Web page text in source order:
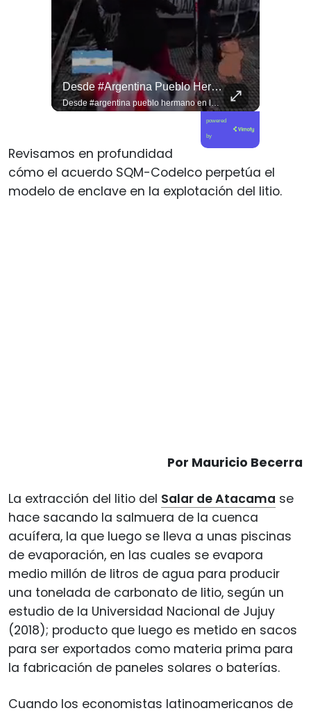
Desde #argentina Pueblo Hermano En La Lucha Contra El Sionismo @laneurona.
Desde #argentina pueblo hermano en la lucha contra el sionismo @laneurona.rebelde y rebelde un compacto de la acción directa ciudadana #noticias
powered
by
Revisamos en profundidad
cómo el acuerdo SQM-Codelco perpetúa el
modelo de enclave en la explotación del litio.
Por Mauricio Becerra
La extracción del litio del Salar de Atacama se
hace sacando la salmuera de la cuenca
acuífera, la que luego se lleva a unas piscinas
de evaporación, en las cuales se evapora
medio millón de litros de agua para producir
una tonelada de carbonato de litio, según un
estudio de la Universidad Nacional de Jujuy
(2018); producto que luego es metido en sacos
para ser exportados como materia prima para
la fabricación de paneles solares o baterías.
Cuando los economistas latinoamericanos de